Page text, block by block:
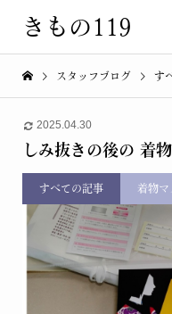
きもの119
スタッフブログ す
2025.04.30
しみ抜きの後の 着
すべての記事 着物マ